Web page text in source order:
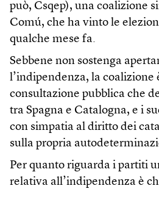
può, Csqep), una coalizione
Comú, che ha vinto le
qualche mese fa.
Sebbene non sostenga
l’indipendenza, la coalizione
consultazione pubblica che
tra Spagna e Catalogna, e i
con simpatia al diritto dei
sulla propria
Per quanto riguarda i partiti
relativa all’indipendenza è